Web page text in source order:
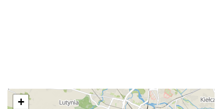
+